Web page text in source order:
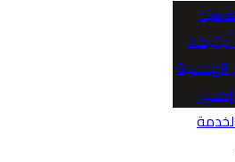
الهندسية